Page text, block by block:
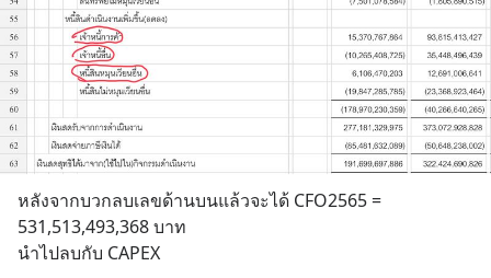
หลังจากบวกลบเลขด้านบนแล้วจะได้ CFO2565 =
531,513,493,368 บาท
นำไปลบกับ CAPEX